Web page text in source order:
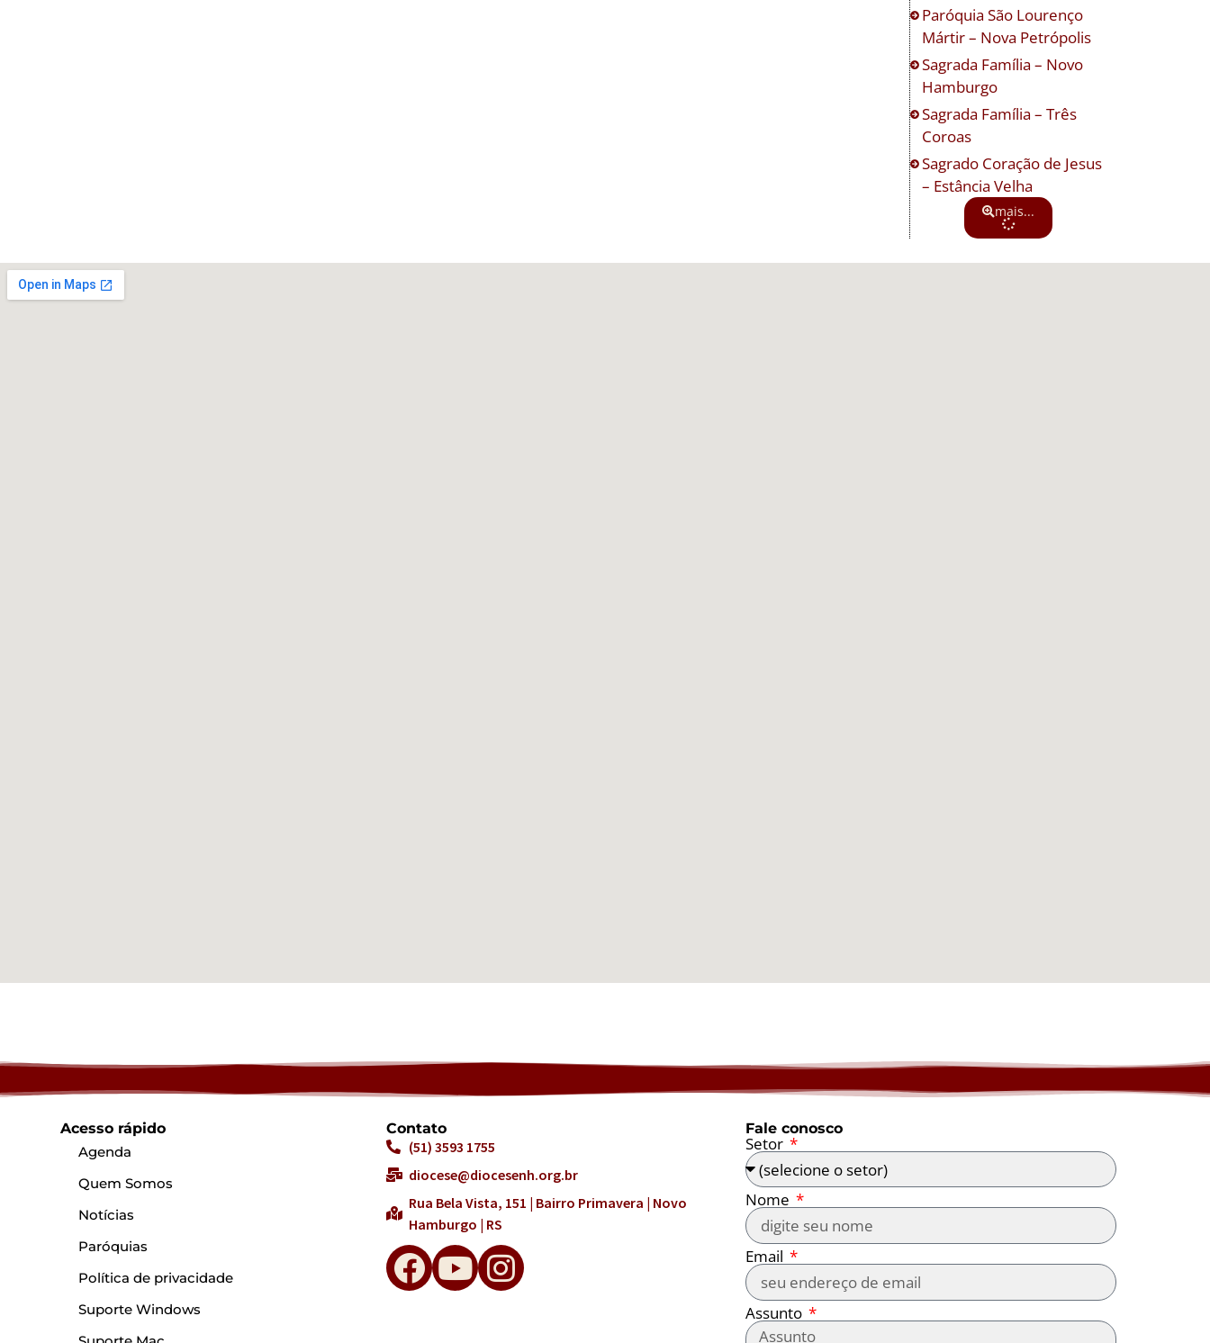
Paróquia São Lourenço
Mártir – Nova Petrópolis
Sagrada Família – Novo
Hamburgo
Sagrada Família – Três
Coroas
Sagrado Coração de Jesus
– Estância Velha
mais...
Acesso rápido
Agenda
Quem Somos
Notícias
Paróquias
Política de privacidade
Suporte Windows
Contato
(51) 3593 1755
diocese@diocesenh.org.br
Rua Bela Vista, 151 | Bairro Primavera | Novo
Hamburgo | RS
Fale conosco
Setor
Nome
Email
Assunto